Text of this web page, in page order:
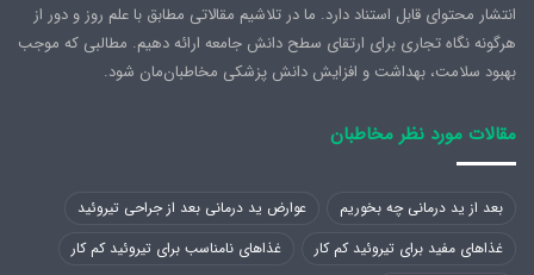
انتشار محتوای قابل استناد دارد. ما در تلاشیم مقالاتی مطابق با علم روز و دور از
هرگونه نگاه تجاری برای ارتقای سطح دانش جامعه ارائه دهیم. مطالبی که موجب
بهبود سلامت، بهداشت و افزایش دانش پزشکی مخاطبان‌مان شود.
مقالات مورد نظر مخاطبان
بعد از ید درمانی چه بخوریم
عوارض ید درمانی بعد از جراحی تیروئید
غذاهای مفید برای تیروئید کم کار
غذاهای نامناسب برای تیروئید کم کار